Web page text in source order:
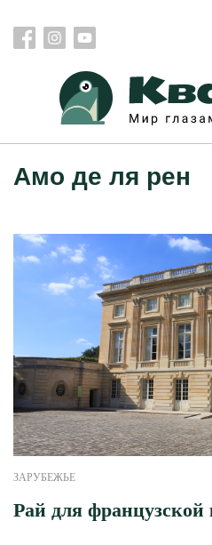
Амо де ля рен
ЗАРУБЕЖЬЕ
Рай для французской